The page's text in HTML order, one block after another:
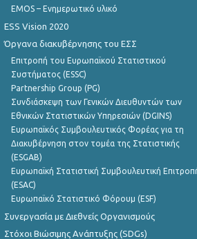
EMOS – Ενημερωτικό υλικό
ESS Vision 2020
Όργανα διακυβέρνησης του ΕΣΣ
Επιτροπή του Ευρωπαϊκού Στατιστικού
Συστήματος (ESSC)
Partnership Group (PG)
Συνδιάσκεψη των Γενικών Διευθυντών των
Εθνικών Στατιστικών Υπηρεσιών (DGINS)
Ευρωπαϊκός Συμβουλευτικός Φορέας για τη
Διακυβέρνηση στον τομέα της Στατιστικής
(ESGAB)
Ευρωπαϊκή Στατιστική Συμβουλευτική
(ESAC)
Ευρωπαϊκό Στατιστικό Φόρουμ (ESF)
Συνεργασία με Διεθνείς Οργανισμούς
Στόχοι Βιώσιμης Ανάπτυξης (SDGs)